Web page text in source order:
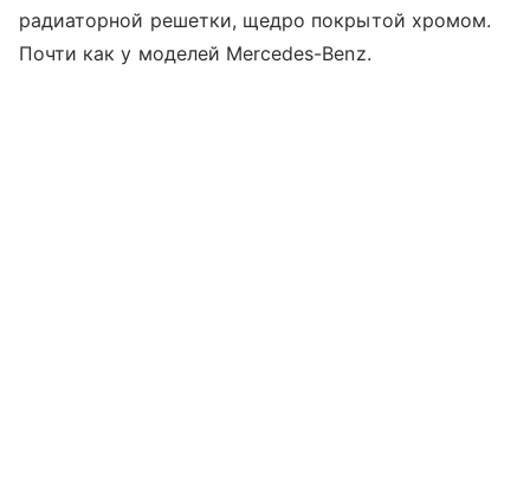
радиаторной решетки, щедро покрытой хромом.
Почти как у моделей Mercedes-Benz.